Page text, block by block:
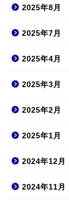
2025年8月
2025年7月
2025年4月
2025年3月
2025年2月
2025年1月
2024年12月
2024年11月